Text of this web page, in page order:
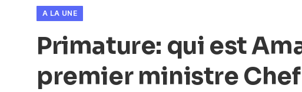
A LA UNE
Primature: qui est
premier ministre